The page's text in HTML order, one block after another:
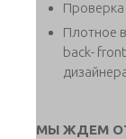
Плотное
back-
МЫ ЖДЕМ